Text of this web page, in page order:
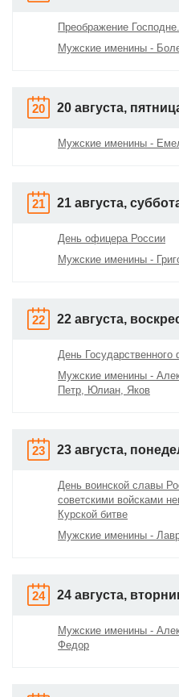
Преображение
Мужские именины -
20 20 августа,
Мужские именины -
21 21 августа,
День офицера России
Мужские именины -
22 22 августа,
День
Мужские именины -
Петр, Юлиан, Яков
23 23 августа,
День воинской славы
советскими войсками
Курской битве
Мужские именины -
24 24 августа,
Мужские именины -
Федор